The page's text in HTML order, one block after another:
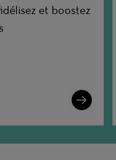
et boostez
Learn
More